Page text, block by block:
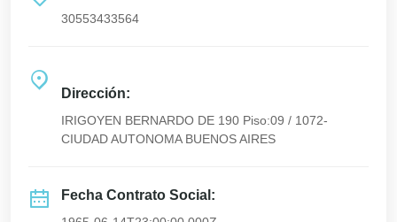
30553433564
Dirección:
IRIGOYEN BERNARDO DE 190 Piso:09 / 1072-
CIUDAD AUTONOMA BUENOS AIRES
Fecha Contrato Social: